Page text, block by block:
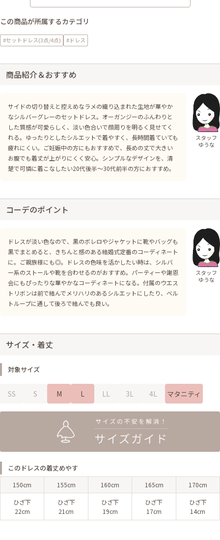
この商品が所属するカテゴリ
#セットドレス(3点/4点) #ドレス
商品紹介＆おすすめ
サイドの切り替えと控えめなラメの織り込まれた生地が華やか
なシルバーグレーのセットドレス。オーガンジーのふんわりと
した質感が可愛らしく、淡い色合いで顔周りを明るく見せてく
れる。ゆったりとしたシルエットで着やすく、長時間着ていても
疲れにくい。ご妊娠中の方にもおすすめで、長めの丈で大きい
お腹でも着丈が上がりにくく安心。シンプルなデザインを、清
楚で可憐に着こなしたい20代後半〜30代前半の方におすすめ。
スタッフ
ゆうな
コーデのポイント
ドレスが淡い色なので、黒のボレロやジャケットに靴やバッグも
黒でまとめると、きちんと感のある結婚式定番のコーディネート
に。ご親族様にも◎。ドレスの色味を活かしたい時は、シルバ
ー系のストールや靴を合わせるのがおすすめ。パーティーや謝恩
会にもぴったりな華やかなコーディネートになる。付属のウエス
トリボンは前で結んでメリハリのあるシルエットにしたり、ベル
トループに通して後ろで結んでも良い。
スタッフ
ゆうな
サイズ・着丈
対象サイズ
SS S M L LL 3L 4L マタニティ
このドレスの着丈めやす
150cm 155cm 160cm 165cm 170cm
ひざ下
22cm
ひざ下
21cm
ひざ下
19cm
ひざ下
17cm
ひざ下
14cm